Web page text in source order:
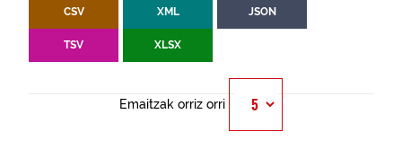
CSV XML JSON
TSV XLSX
Emaitzak orriz orri